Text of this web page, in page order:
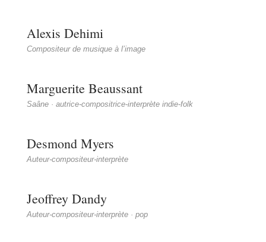
Alexis Dehimi
Compositeur de musique à l’image
Marguerite Beaussant
Saâne · autrice-compositrice-interprète indie-folk
Desmond Myers
Auteur-compositeur-interprète
Jeoffrey Dandy
Auteur-compositeur-interprète · pop